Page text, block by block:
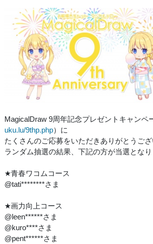
MagicalDraw 9周年記念プレゼントキャンペ
uku.lu/9thp.php）に
たくさんのご応募をいただきありがとうござ
ランダム抽選の結果、下記の方が当選となり
★青春ワコムコース
@tati********さま
★画力向上コース
@leen******さま
@kuro****さま
@pent******さま